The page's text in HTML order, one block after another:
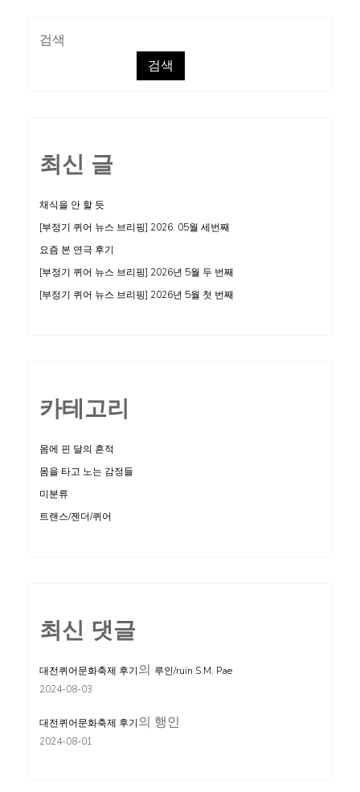
검색
검색
최신 글
채식을 안 할 듯
[부정기 퀴어 뉴스 브리핑] 2026. 05월 세번째
요즘 본 연극 후기
[부정기 퀴어 뉴스 브리핑] 2026년 5월 두 번째
[부정기 퀴어 뉴스 브리핑] 2026년 5월 첫 번째
카테고리
몸에 핀 달의 흔적
몸을 타고 노는 감정들
미분류
트랜스/젠더/퀴어
최신 댓글
대전퀴어문화축제 후기의 루인/ruin S.M. Pae
2024-08-03
대전퀴어문화축제 후기의 행인
2024-08-01